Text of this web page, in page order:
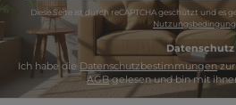
Diese Seite ist durch reCAPTCHA geschützt und es
Datenschutz
Ich habe die Datenschutzbestimmungenzur
AGBgelesen und bin mit